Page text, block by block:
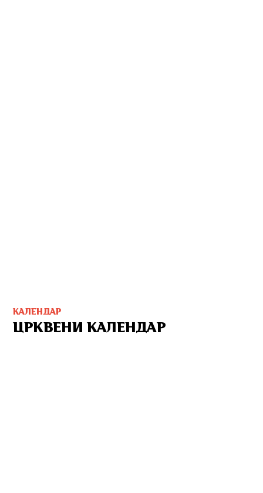
КАЛЕНДАР
ЦРКВЕНИ КАЛЕНДАР